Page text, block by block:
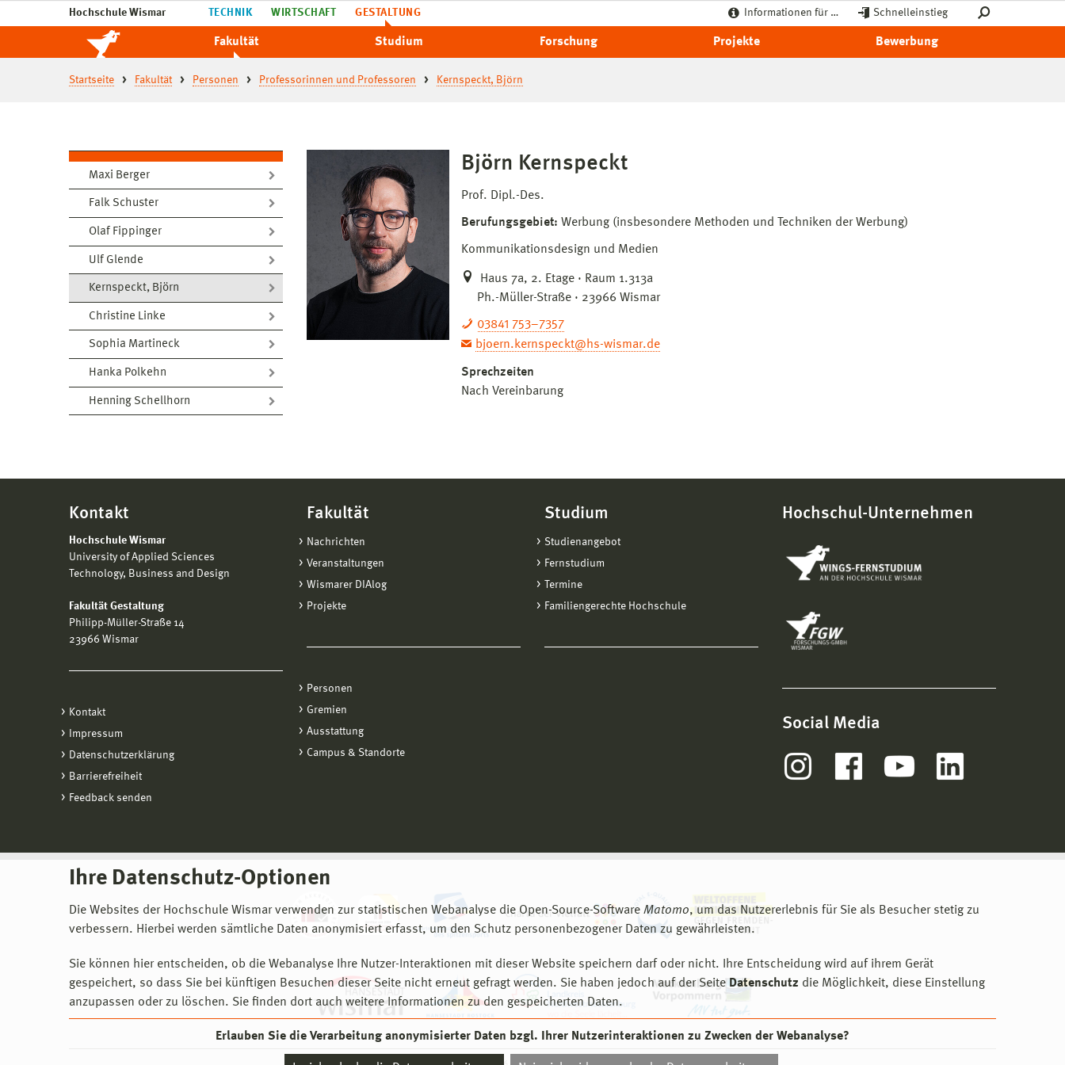
Hochschule Wismar TECHNIK WIRTSCHAFT GESTALTUNG Informationen für … Schnelleinstieg
Fakultät Studium Forschung Projekte Bewerbung
Startseite Fakultät Personen Professorinnen und Professoren Kernspeckt, Björn
Maxi Berger
Falk Schuster
Olaf Fippinger
Ulf Glende
Kernspeckt, Björn
Christine Linke
Sophia Martineck
Hanka Polkehn
Henning Schellhorn
Ihre Datenschutz-Optionen
Die Websites der Hochschule Wismar verwenden zur statistischen Webanalyse die Open-Source-Software Matomo, um das Nutzererlebnis für Sie als Besucher stetig zu
verbessern. Hierbei werden sämtliche Daten anonymisiert erfasst, um den Schutz personenbezogener Daten zu gewährleisten.
Sie können hier entscheiden, ob die Webanalyse Ihre Nutzer-Interaktionen mit dieser Website speichern darf oder nicht. Ihre Entscheidung wird auf ihrem Gerät
gespeichert, so dass Sie bei künftigen Besuchen dieser Seite nicht erneut gefragt werden. Sie haben jedoch auf der Seite Datenschutz die Möglichkeit, diese Einstellung
anzupassen oder zu löschen. Sie finden dort auch weitere Informationen zu den gespeicherten Daten.
Erlauben Sie die Verarbeitung anonymisierter Daten bzgl. Ihrer Nutzerinteraktionen zu Zwecken der Webanalyse?
Björn Kernspeckt
Prof. Dipl.-Des.
Berufungsgebiet: Werbung (insbesondere Methoden und Techniken der Werbung)
Kommunikationsdesign und Medien
Haus 7a, 2. Etage · Raum 1.313a
Ph.-Müller-Straße · 23966 Wismar
03841 753–7357
bjoern.kernspeckt@hs-wismar.de
Sprechzeiten
Nach Vereinbarung
Kontakt
Hochschule Wismar
University of Applied Sciences
Technology, Business and Design
Fakultät Gestaltung
Philipp-Müller-Straße 14
23966 Wismar
Kontakt
Impressum
Datenschutzerklärung
Barrierefreiheit
Feedback senden
Fakultät
Nachrichten
Veranstaltungen
Wismarer DIAlog
Projekte
Personen
Gremien
Ausstattung
Campus & Standorte
Studium
Studienangebot
Fernstudium
Termine
Familiengerechte Hochschule
Hochschul-Unternehmen
Social Media